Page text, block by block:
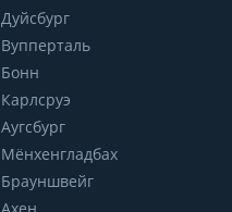
Дуйсбург
Вупперталь
Бонн
Карлсруэ
Аугсбург
Мёнхенгладбах
Брауншвейг